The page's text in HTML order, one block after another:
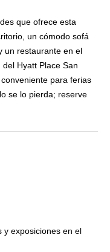
que ofrece esta
un cómodo sofá
un restaurante en el
Hyatt Place San
para ferias
se lo pierda; reserve
y exposiciones en el